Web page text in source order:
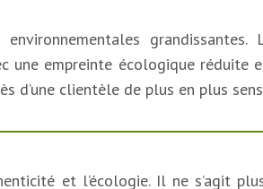
une empreinte écologique
d’une clientèle de plus en plus
et l’écologie. Il ne s’agit